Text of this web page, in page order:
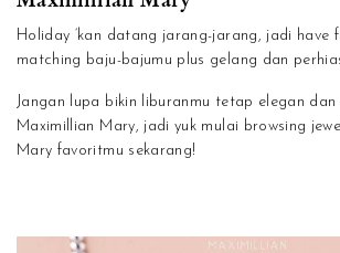
Holiday ‘kan datang jarang-jarang, jadi have
matching baju-bajumu plus gelang dan
Jangan lupa bikin liburanmu tetap elegan dan
Maximillian Mary, jadi yuk mulai browsing
Mary favoritmu sekarang!